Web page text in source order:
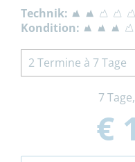
Technik:
Kondition:
2 Termine à 7 Tage
7
€